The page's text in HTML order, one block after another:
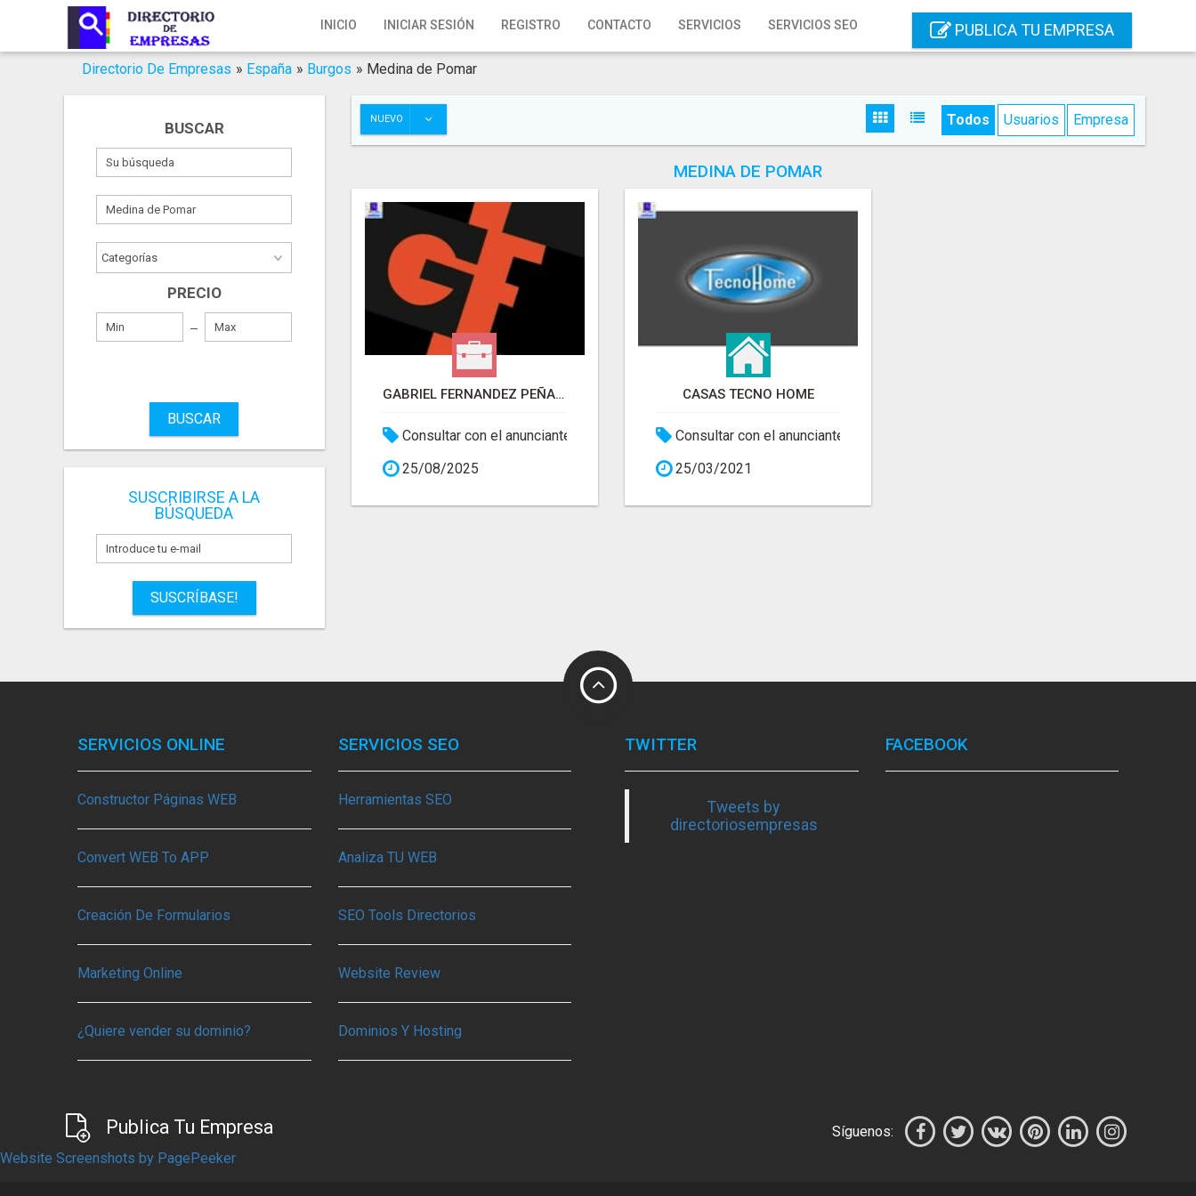
INICIO INICIAR SESIÓN REGISTRO CONTACTO SERVICIOS SERVICIOS SEO PUBLICA TU EMPRESA
Inicio
Iniciar Sesión
Servicios SEO
Publica Tu Empresa
Directorio De Empresas » España » Burgos » Medina de Pomar
BUSCAR
PRECIO
BUSCAR
SUSCRIBIRSE A LA
BÚSQUEDA
SUSCRÍBASE!
NUEVO Todos Usuarios Empresa
MEDINA DE POMAR
GABRIEL FERNANDEZ PEÑA - ARQUITECTO
Consultar con el anunciante
25/08/2025
CASAS TECNO HOME
Consultar con el anunciante
25/03/2021
SERVICIOS ONLINE
Constructor Páginas WEB
Convert WEB To APP
Creación De Formularios
Marketing Online
¿Quiere vender su dominio?
SERVICIOS SEO
Herramientas SEO
Analiza TU WEB
SEO Tools Directorios
Website Review
Dominios Y Hosting
TWITTER
Tweets by
directoriosempresas
FACEBOOK
Publica Tu Empresa
Síguenos:
Website Screenshots by PagePeeker